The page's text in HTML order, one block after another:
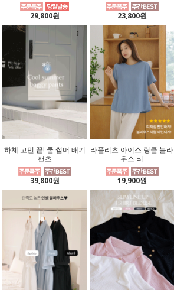
29,800원 23,800원
하체 고민 끝! 쿨 썸머 배기
팬츠
39,800원
라플리츠 아이스 링클 블라
우스 티
19,900원